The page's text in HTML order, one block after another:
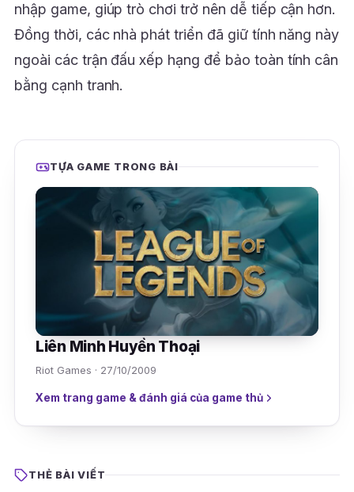
nhập game, giúp trò chơi trở nên dễ tiếp cận hơn.
Đồng thời, các nhà phát triển đã giữ tính năng này
ngoài các trận đấu xếp hạng để bảo toàn tính cân
bằng cạnh tranh.
TỰA GAME TRONG BÀI
Liên Minh Huyền Thoại
Riot Games · 27/10/2009
Xem trang game & đánh giá của game thủ
THẺ BÀI VIẾT